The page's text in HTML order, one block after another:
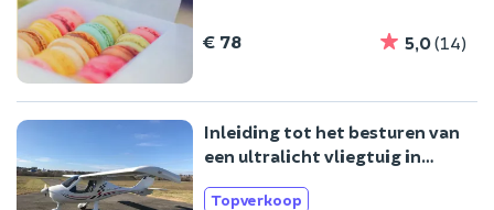
€ 78 5,0(14)
Inleiding tot het besturen van
een ultralicht vliegtuig in
Topverkoop